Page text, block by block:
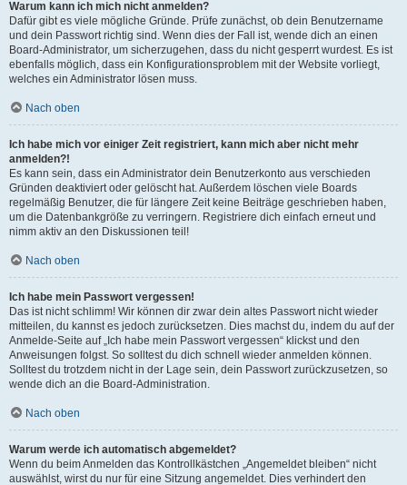
Warum kann ich mich nicht anmelden?
Dafür gibt es viele mögliche Gründe. Prüfe zunächst, ob dein Benutzername
und dein Passwort richtig sind. Wenn dies der Fall ist, wende dich an einen
Board-Administrator, um sicherzugehen, dass du nicht gesperrt wurdest. Es ist
ebenfalls möglich, dass ein Konfigurationsproblem mit der Website vorliegt,
welches ein Administrator lösen muss.
Nach oben
Ich habe mich vor einiger Zeit registriert, kann mich aber nicht mehr
anmelden?!
Es kann sein, dass ein Administrator dein Benutzerkonto aus verschieden
Gründen deaktiviert oder gelöscht hat. Außerdem löschen viele Boards
regelmäßig Benutzer, die für längere Zeit keine Beiträge geschrieben haben,
um die Datenbankgröße zu verringern. Registriere dich einfach erneut und
nimm aktiv an den Diskussionen teil!
Nach oben
Ich habe mein Passwort vergessen!
Das ist nicht schlimm! Wir können dir zwar dein altes Passwort nicht wieder
mitteilen, du kannst es jedoch zurücksetzen. Dies machst du, indem du auf der
Anmelde-Seite auf „Ich habe mein Passwort vergessen“ klickst und den
Anweisungen folgst. So solltest du dich schnell wieder anmelden können.
Solltest du trotzdem nicht in der Lage sein, dein Passwort zurückzusetzen, so
wende dich an die Board-Administration.
Nach oben
Warum werde ich automatisch abgemeldet?
Wenn du beim Anmelden das Kontrollkästchen „Angemeldet bleiben“ nicht
auswählst, wirst du nur für eine Sitzung angemeldet. Dies verhindert den